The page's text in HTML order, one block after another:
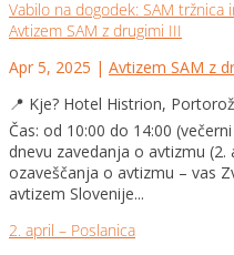
Vabilo na dogodek: SAM
Avtizem SAM z drugimi III
Apr 5, 2025 | Avtizem SAM z
📍 Kje? Hotel Histrion,
Čas: od 10:00 do 14:00
dnevu zavedanja o avtizmu
ozaveščanja o avtizmu – vas
avtizem Slovenije...
2. april – Poslanica